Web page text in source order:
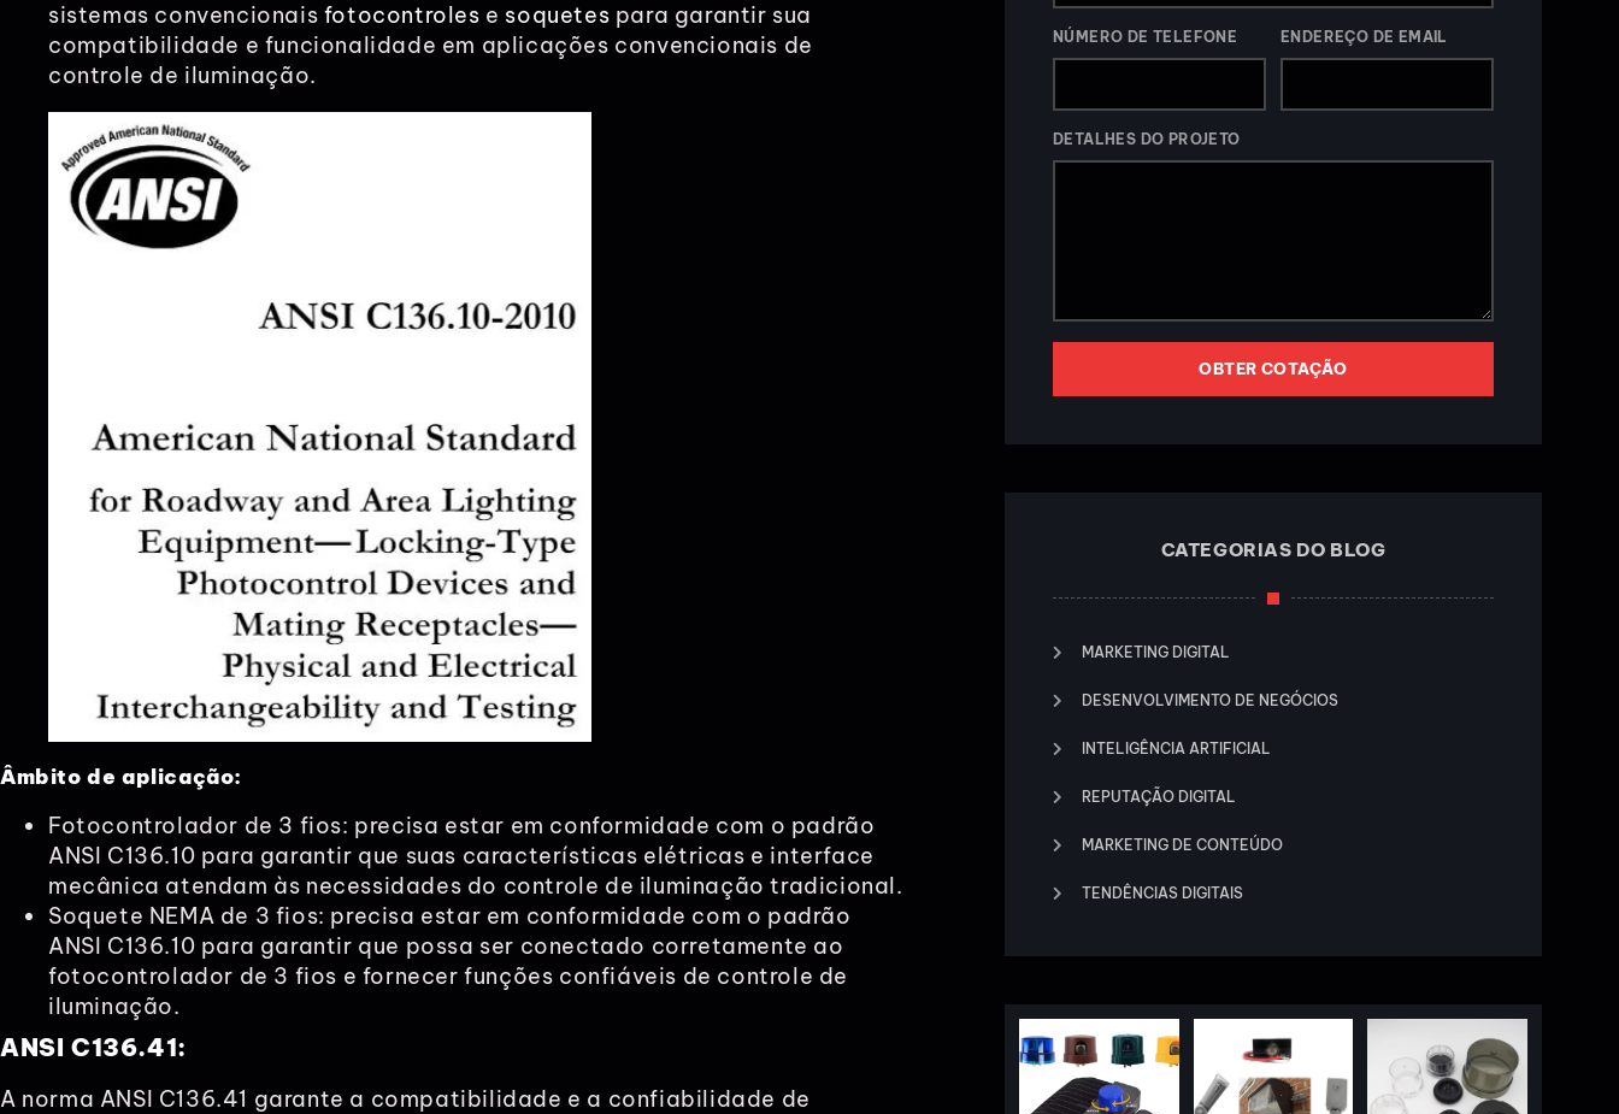
sistemas convencionais fotocontroles e soquetes para garantir sua
compatibilidade e funcionalidade em aplicações convencionais de
controle de iluminação.
Âmbito de aplicação:
Fotocontrolador de 3 fios: precisa estar em conformidade com o padrão
ANSI C136.10 para garantir que suas características elétricas e interface
mecânica atendam às necessidades do controle de iluminação tradicional.
Soquete NEMA de 3 fios: precisa estar em conformidade com o padrão
ANSI C136.10 para garantir que possa ser conectado corretamente ao
fotocontrolador de 3 fios e fornecer funções confiáveis de controle de
iluminação.
ANSI C136.41:
A norma ANSI C136.41 garante a compatibilidade e a confiabilidade de
NÚMERO DE TELEFONE ENDEREÇO DE EMAIL
DETALHES DO PROJETO
OBTER COTAÇÃO
CATEGORIAS DO BLOG
MARKETING DIGITAL
DESENVOLVIMENTO DE NEGÓCIOS
INTELIGÊNCIA ARTIFICIAL
REPUTAÇÃO DIGITAL
MARKETING DE CONTEÚDO
TENDÊNCIAS DIGITAIS